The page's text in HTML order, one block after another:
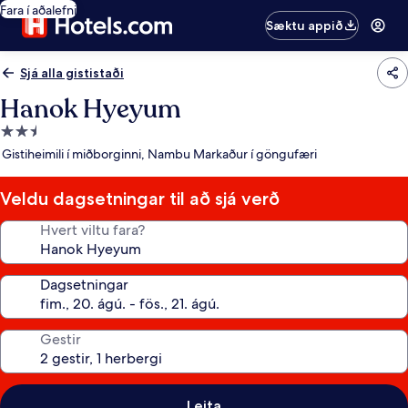
Fara í aðalefni
Sæktu appið
Sjá alla gististaði
Hanok Hyeyum
2.5
stjörnu
Gistiheimili í miðborginni, Nambu Markaður í göngufæri
Veldu dagsetningar til að sjá verð
Hvert viltu fara?
Dagsetningar
Gestir